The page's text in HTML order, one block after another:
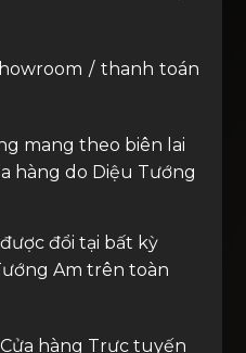
/ thanh toán
mang theo biên lai
hàng do Diệu Tướng
đổi tại bất kỳ
Am trên toàn
hàng Trực tuyến